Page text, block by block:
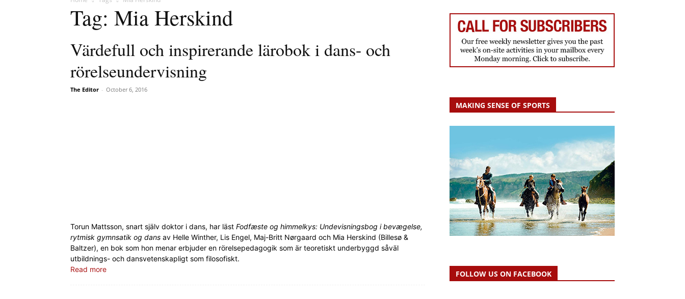
Tag: Mia Herskind
Värdefull och inspirerande lärobok i dans- och
rörelseundervisning
The Editor - October 6, 2016
Torun Mattsson, snart själv doktor i dans, har läst Fodfæste og himmelkys: Undevisningsbog i bevægelse,
rytmisk gymnsatik og dans av Helle Winther, Lis Engel, Maj-Britt Nørgaard och Mia Herskind (Billesø &
Baltzer), en bok som hon menar erbjuder en rörelsepedagogik som är teoretiskt underbyggd såväl
utbildnings- och dansvetenskapligt som filosofiskt.
Read more
MAKING SENSE OF SPORTS
FOLLOW US ON FACEBOOK